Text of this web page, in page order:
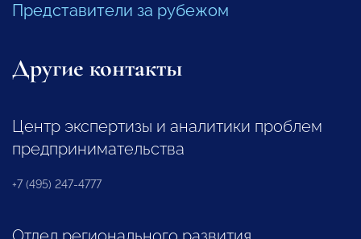
Представители за рубежом
Другие контакты
Центр экспертизы и аналитики проблем
предпринимательства
+7 (495) 247-4777